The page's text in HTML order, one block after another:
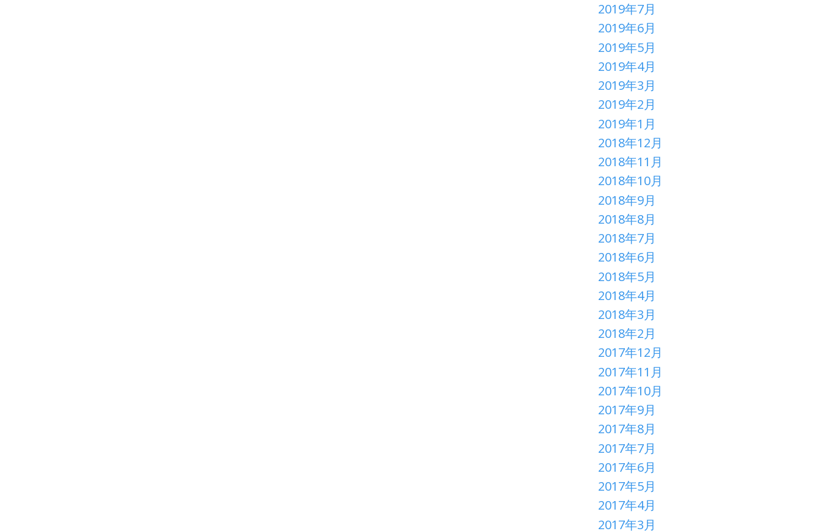
2019年7月
2019年6月
2019年5月
2019年4月
2019年3月
2019年2月
2019年1月
2018年12月
2018年11月
2018年10月
2018年9月
2018年8月
2018年7月
2018年6月
2018年5月
2018年4月
2018年3月
2018年2月
2017年12月
2017年11月
2017年10月
2017年9月
2017年8月
2017年7月
2017年6月
2017年5月
2017年4月
2017年3月